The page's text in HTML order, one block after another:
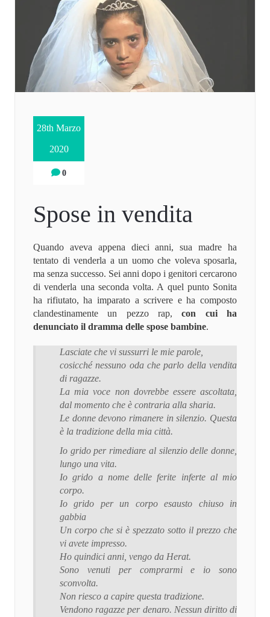
28th Marzo
2020
0
Spose in vendita
Quando aveva appena dieci anni, sua madre ha
tentato di venderla a un uomo che voleva sposarla,
ma senza successo. Sei anni dopo i genitori cercarono
di venderla una seconda volta. A quel punto Sonita
ha rifiutato, ha imparato a scrivere e ha composto
clandestinamente un pezzo rap,
con cui ha
denunciato il dramma delle spose bambine.
Lasciate che vi sussurri le mie parole,
cosicché nessuno oda che parlo della vendita
di ragazze.
La mia voce non dovrebbe essere ascoltata,
dal momento che è contraria alla sharia.
Le donne devono rimanere in silenzio. Questa
è la tradizione della mia città.
Io grido per rimediare al silenzio delle donne,
lungo una vita.
Io grido a nome delle ferite inferte al mio
corpo.
Io grido per un corpo esausto chiuso in
gabbia
Un corpo che si è spezzato sotto il prezzo che
vi avete impresso.
Ho quindici anni, vengo da Herat.
Sono venuti per comprarmi e io sono
sconvolta.
Non riesco a capire questa tradizione.
Vendono ragazze per denaro. Nessun diritto di